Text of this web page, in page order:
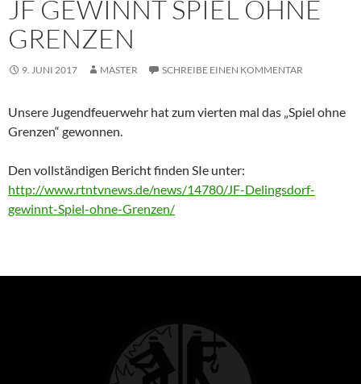
JF GEWINNT SPIEL OHNE
GRENZEN
9. JUNI 2017 MASTER SCHREIBE EINEN KOMMENTAR
Unsere Jugendfeuerwehr hat zum vierten mal das „Spiel ohne
Grenzen“ gewonnen.
Den vollständigen Bericht finden SIe unter:
http://www.rtntvnews.de/news/14780/JF-Delingsdorf-
gewinnt-Spiel-ohne-Grenzen/